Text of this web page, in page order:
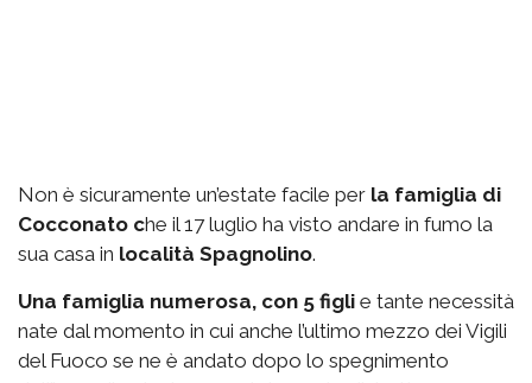
Non è sicuramente un’estate facile per la famiglia di
Cocconato che il 17 luglio ha visto andare in fumo la
sua casa in località Spagnolino.
Una famiglia numerosa, con 5 figli e tante necessità
nate dal momento in cui anche l’ultimo mezzo dei Vigili
del Fuoco se ne è andato dopo lo spegnimento